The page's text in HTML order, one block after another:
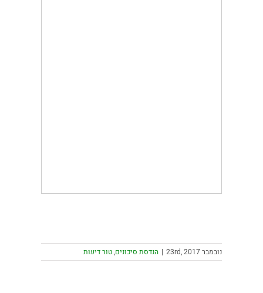
נובמבר 23rd, 2017 | הנדסת סיכונים,טור דיעות